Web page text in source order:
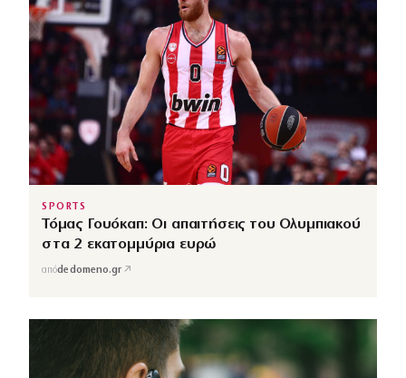
SPORTS
Τόμας Γουόκαπ: Οι απαιτήσεις του Ολυμπιακού
στα 2 εκατομμύρια ευρώ
απόdedomeno.gr ↗